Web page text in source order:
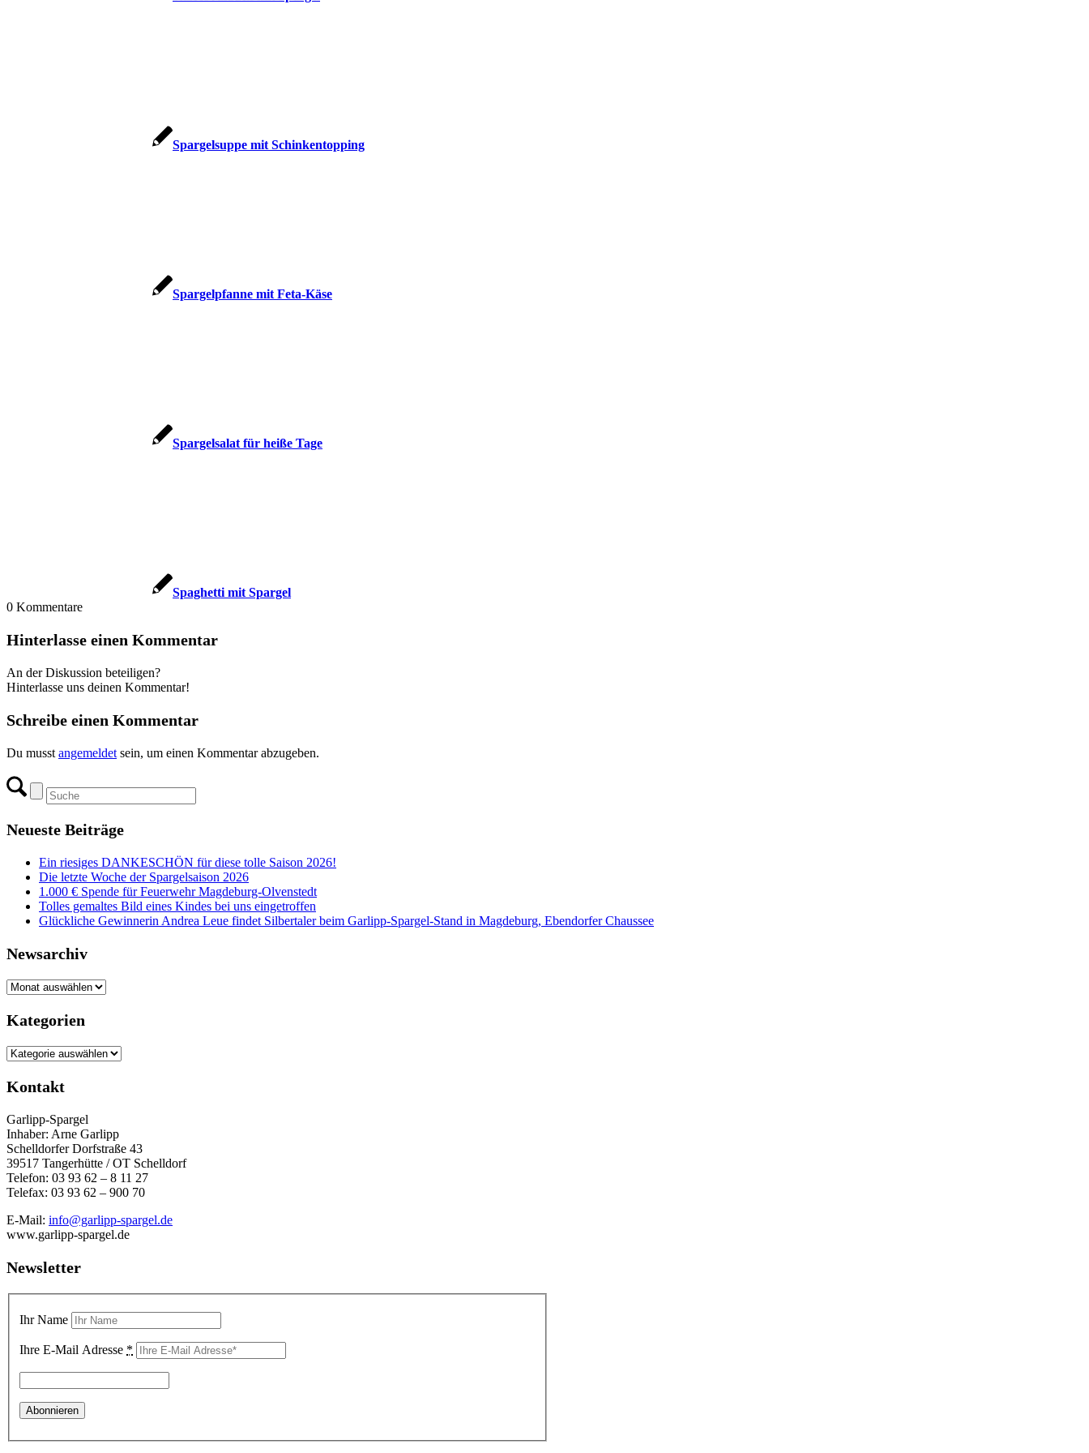
Spargelsuppe mit Schinkentopping
Spargelpfanne mit Feta-Käse
Spargelsalat für heiße Tage
Spaghetti mit Spargel
0 Kommentare
Hinterlasse einen Kommentar
An der Diskussion beteiligen?
Hinterlasse uns deinen Kommentar!
Schreibe einen Kommentar
Du musst angemeldet sein, um einen Kommentar abzugeben.
Neueste Beiträge
Ein riesiges DANKESCHÖN für diese tolle Saison 2026!
Die letzte Woche der Spargelsaison 2026
1.000 € Spende für Feuerwehr Magdeburg-Olvenstedt
Tolles gemaltes Bild eines Kindes bei uns eingetroffen
Glückliche Gewinnerin Andrea Leue findet Silbertaler beim Garlipp-Spargel-Stand in Magdeburg, Ebendorfer Chaussee
Newsarchiv
Newsarchiv
Kategorien
Kategorien
Kontakt
Garlipp-Spargel
Inhaber: Arne Garlipp
Schelldorfer Dorfstraße 43
39517 Tangerhütte / OT Schelldorf
Telefon: 03 93 62 – 8 11 27
Telefax: 03 93 62 – 900 70
E-Mail: info@garlipp-spargel.de
www.garlipp-spargel.de
Newsletter
Ihr Name
Ihre E-Mail Adresse *